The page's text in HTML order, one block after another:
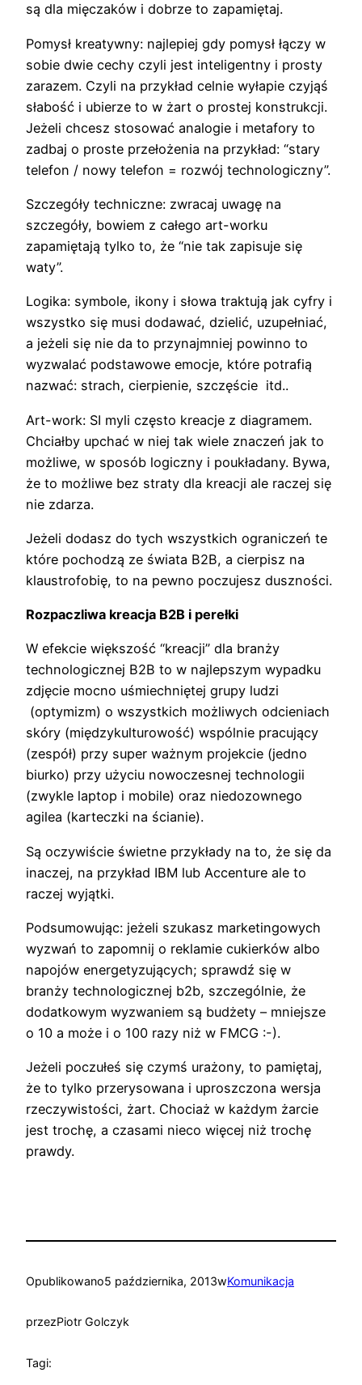
są dla mięczaków i dobrze to zapamiętaj.
Pomysł kreatywny: najlepiej gdy pomysł łączy w
sobie dwie cechy czyli jest inteligentny i prosty
zarazem. Czyli na przykład celnie wyłapie czyjąś
słabość i ubierze to w żart o prostej konstrukcji.
Jeżeli chcesz stosować analogie i metafory to
zadbaj o proste przełożenia na przykład: “stary
telefon / nowy telefon = rozwój technologiczny”.
Szczegóły techniczne: zwracaj uwagę na
szczegóły, bowiem z całego art-worku
zapamiętają tylko to, że “nie tak zapisuje się
waty”.
Logika: symbole, ikony i słowa traktują jak cyfry i
wszystko się musi dodawać, dzielić, uzupełniać,
a jeżeli się nie da to przynajmniej powinno to
wyzwalać podstawowe emocje, które potrafią
nazwać: strach, cierpienie, szczęście itd..
Art-work: SI myli często kreacje z diagramem.
Chciałby upchać w niej tak wiele znaczeń jak to
możliwe, w sposób logiczny i poukładany. Bywa,
że to możliwe bez straty dla kreacji ale raczej się
nie zdarza.
Jeżeli dodasz do tych wszystkich ograniczeń te
które pochodzą ze świata B2B, a cierpisz na
klaustrofobię, to na pewno poczujesz duszności.
Rozpaczliwa kreacja B2B i perełki
W efekcie większość “kreacji” dla branży
technologicznej B2B to w najlepszym wypadku
zdjęcie mocno uśmiechniętej grupy ludzi
(optymizm) o wszystkich możliwych odcieniach
skóry (międzykulturowość) wspólnie pracujący
(zespół) przy super ważnym projekcie (jedno
biurko) przy użyciu nowoczesnej technologii
(zwykle laptop i mobile) oraz niedozownego
agilea (karteczki na ścianie).
Są oczywiście świetne przykłady na to, że się da
inaczej, na przykład IBM lub Accenture ale to
raczej wyjątki.
Podsumowując: jeżeli szukasz marketingowych
wyzwań to zapomnij o reklamie cukierków albo
napojów energetyzujących; sprawdź się w
branży technologicznej b2b, szczególnie, że
dodatkowym wyzwaniem są budżety – mniejsze
o 10 a może i o 100 razy niż w FMCG :-).
Jeżeli poczułeś się czymś urażony, to pamiętaj,
że to tylko przerysowana i uproszczona wersja
rzeczywistości, żart. Chociaż w każdym żarcie
jest trochę, a czasami nieco więcej niż trochę
prawdy.
Opublikowano5 października, 2013wKomunikacja
przezPiotr Golczyk
Tagi: